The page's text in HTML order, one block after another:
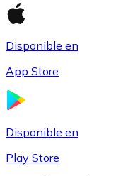
Disponible en
App Store
Disponible en
Play Store